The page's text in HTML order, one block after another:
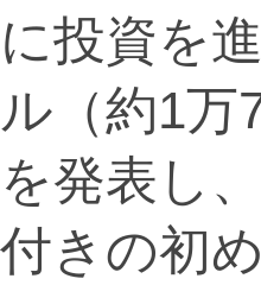
に投資を
ル（約1万
を発表し
付きの初